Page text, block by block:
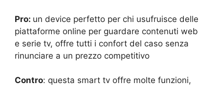
Pro: un device perfetto per chi usufruisce delle
piattaforme online per guardare contenuti web
e serie tv, offre tutti i confort del caso senza
rinunciare a un prezzo competitivo
Contro: questa smart tv offre molte funzioni,